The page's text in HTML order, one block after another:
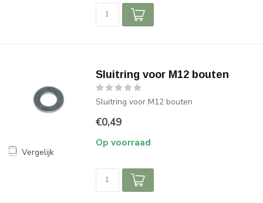
Vergelijk
Sluitring voor M12 bouten
Sluitring voor M12 bouten
€0,49
Op voorraad